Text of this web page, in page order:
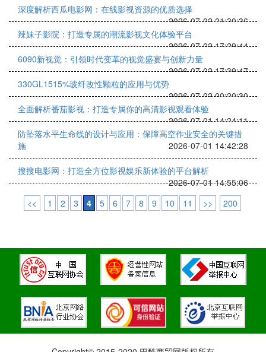
深度解析西瓜电影网：在线影视资源的优质选择
2026-07-02 21:30:36
辣妹子影院：打造专属的潮流影视文化体验平台
2026-07-02 17:29:44
6090新视觉：引领时代变革的视觉盛宴与创新力量
2026-07-02 17:39:47
330GL1515%玻纤改性颗粒的应用与优势
2026-07-02 00:20:30
全面解析番茄影视：打造专属你的高清影视观看体验
2026-07-01 14:24:11
防坠落水平生命线的设计与应用：保障高空作业安全的关键措
施
2026-07-01 14:42:28
搜搜电影网：打造全方位影视娱乐新体验的平台解析
2026-07-01 14:55:06
<<
1 2 3 4 5 6 7 8 9 10 11 >> 200